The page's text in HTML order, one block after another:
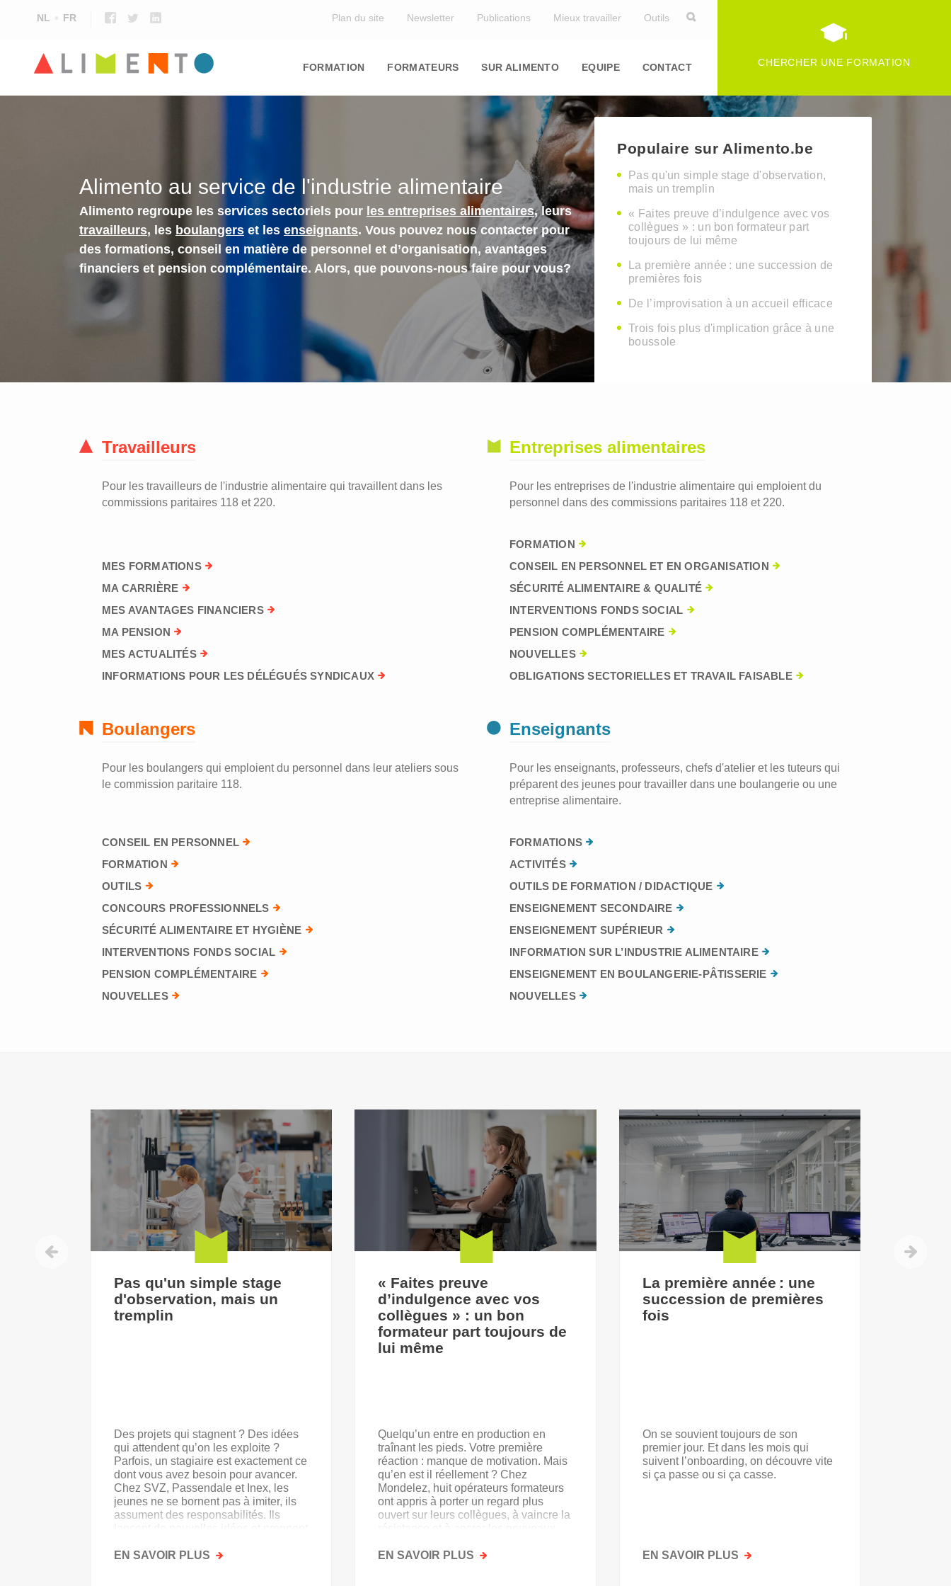
NL FR Plan du site Newsletter Publications Mieux travailler Outils
navigation
FORMATION FORMATEURS SUR ALIMENTO EQUIPE CONTACT CHERCHER UNE FORMATION
Alimento au service de l'industrie alimentaire
Alimento regroupe les services sectoriels pour les entreprises alimentaires, leurs
travailleurs, les boulangers et les enseignants. Vous pouvez nous contacter pour
des formations, conseil en matière de personnel et d’organisation, avantages
financiers et pension complémentaire. Alors, que pouvons-nous faire pour vous?
Populaire sur Alimento.be
Pas qu'un simple stage d'observation,
mais un tremplin
« Faites preuve d’indulgence avec vos
collègues » : un bon formateur part
toujours de lui même
La première année : une succession de
premières fois
De l’improvisation à un accueil efficace
Trois fois plus d'implication grâce à une
boussole
Travailleurs
Pour les travailleurs de l'industrie alimentaire qui travaillent dans les
commissions paritaires 118 et 220.
MES FORMATIONS
MA CARRIÈRE
MES AVANTAGES FINANCIERS
MA PENSION
MES ACTUALITÉS
INFORMATIONS POUR LES DÉLÉGUÉS SYNDICAUX
Entreprises alimentaires
Pour les entreprises de l'industrie alimentaire qui emploient du
personnel dans des commissions paritaires 118 et 220.
FORMATION
CONSEIL EN PERSONNEL ET EN ORGANISATION
SÉCURITÉ ALIMENTAIRE & QUALITÉ
INTERVENTIONS FONDS SOCIAL
PENSION COMPLÉMENTAIRE
NOUVELLES
OBLIGATIONS SECTORIELLES ET TRAVAIL FAISABLE
Boulangers
Pour les boulangers qui emploient du personnel dans leur ateliers sous
le commission paritaire 118.
CONSEIL EN PERSONNEL
FORMATION
OUTILS
CONCOURS PROFESSIONNELS
SÉCURITÉ ALIMENTAIRE ET HYGIÈNE
INTERVENTIONS FONDS SOCIAL
PENSION COMPLÉMENTAIRE
NOUVELLES
Enseignants
Pour les enseignants, professeurs, chefs d'atelier et les tuteurs qui
préparent des jeunes pour travailler dans une boulangerie ou une
entreprise alimentaire.
FORMATIONS
ACTIVITÉS
OUTILS DE FORMATION / DIDACTIQUE
ENSEIGNEMENT SECONDAIRE
ENSEIGNEMENT SUPÉRIEUR
INFORMATION SUR L’INDUSTRIE ALIMENTAIRE
ENSEIGNEMENT EN BOULANGERIE-PÂTISSERIE
NOUVELLES
Pas qu'un simple stage
d'observation, mais un
tremplin
Des projets qui stagnent ? Des idées
qui attendent qu’on les exploite ?
Parfois, un stagiaire est exactement ce
dont vous avez besoin pour avancer.
Chez SVZ, Passendale et Inex, les
jeunes ne se bornent pas à imiter, ils
assument des responsabilités. Ils
lancent de nouvelles idées et prennent
EN SAVOIR PLUS SUR
« Faites preuve
d’indulgence avec vos
collègues » : un bon
formateur part toujours de
lui même
Quelqu’un entre en production en
traînant les pieds. Votre première
réaction : manque de motivation. Mais
qu’en est il réellement ? Chez
Mondelez, huit opérateurs formateurs
ont appris à porter un regard plus
ouvert sur leurs collègues, à vaincre la
résistance et à ancrer les nouveaux
EN SAVOIR PLUS SUR
La première année : une
succession de premières
fois
On se souvient toujours de son
premier jour. Et dans les mois qui
suivent l’onboarding, on découvre vite
si ça passe ou si ça casse.
EN SAVOIR PLUS SUR